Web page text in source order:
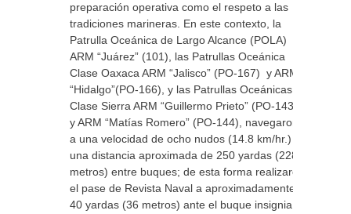
preparación operativa como el respeto a las
tradiciones marineras. En este contexto, la
Patrulla Oceánica de Largo Alcance (POLA)
ARM “Juárez” (101), las Patrullas Oceánica
Clase Oaxaca ARM “Jalisco” (PO-167) y ARM
“Hidalgo”(PO-166), y las Patrullas Oceánicas
Clase Sierra ARM “Guillermo Prieto” (PO-143)
y ARM “Matías Romero” (PO-144), navegaron
a una velocidad de ocho nudos (14.8 km/hr.) y
una distancia aproximada de 250 yardas (228
metros) entre buques; de esta forma realizaron
el pase de Revista Naval a aproximadamente
40 yardas (36 metros) ante el buque insignia